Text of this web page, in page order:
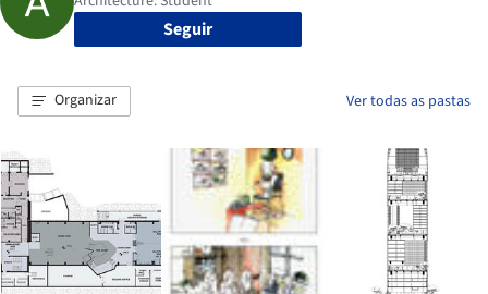
Seguir
Organizar Ver todas as pastas